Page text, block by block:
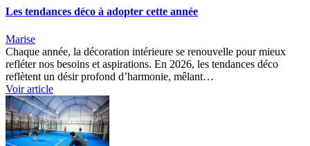
Les tendances déco à adopter cette année
Marise
Chaque année, la décoration intérieure se renouvelle pour mieux
refléter nos besoins et aspirations. En 2026, les tendances déco
reflètent un désir profond d’harmonie, mêlant…
Voir article